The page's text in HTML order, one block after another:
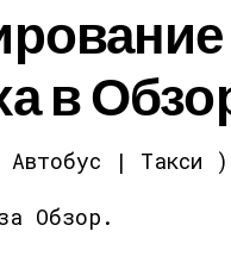
в
| Такси )
Обзор.